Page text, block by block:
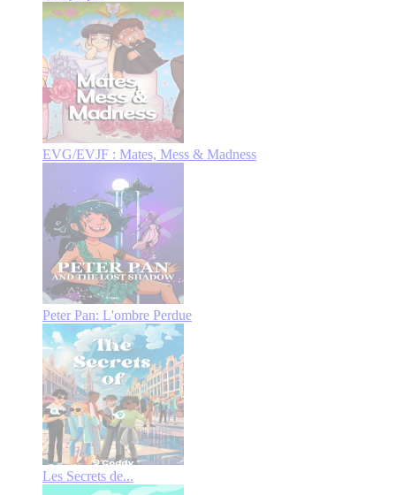
EVG/EVJF : Mates, Mess & Madness
Peter Pan: L'ombre Perdue
Les Secrets de...